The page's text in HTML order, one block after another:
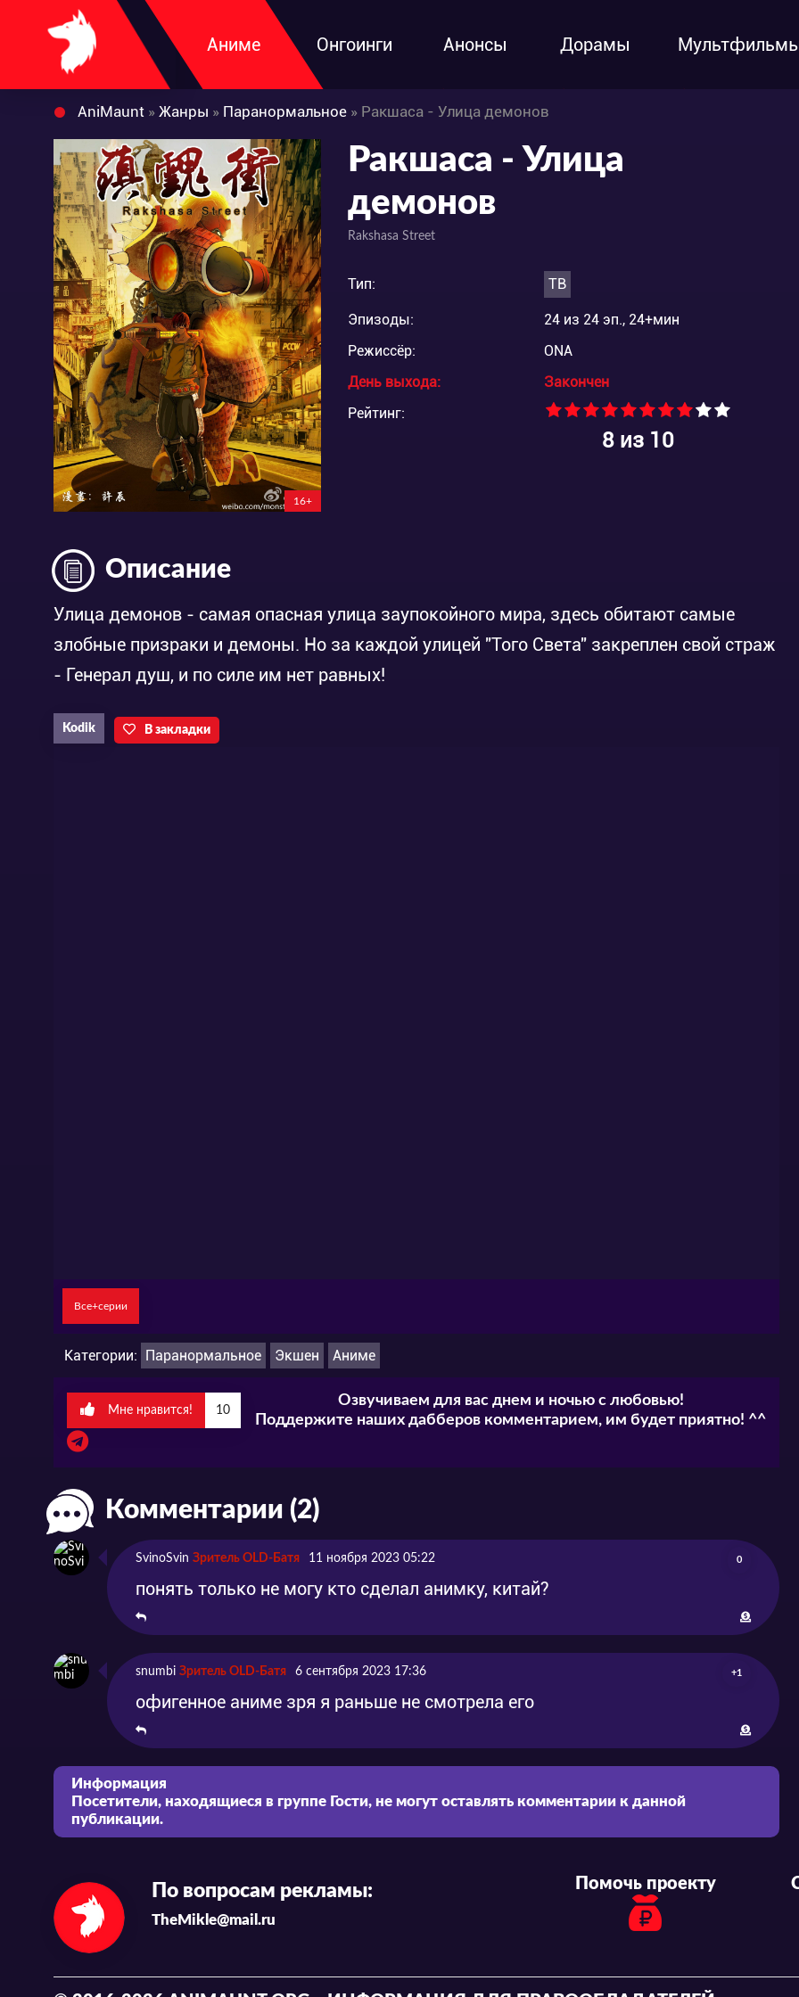
Аниме Онгоинги Анонсы Дорамы
AniMaunt » Жанры » Паранормальное » Ракшаса - Улица демонов
16+
Ракшаса - Улица
демонов
Rakshasa Street
Тип: ТВ
Эпизоды:
24 из 24 эп., 24+мин
Режиссёр:
ONA
День выхода:
Закончен
Рейтинг:
8из 10
Описание
Улица демонов - самая опасная улица заупокойного мира, здесь обитают самые
злобные призраки и демоны. Но за каждой улицей "Того Света" закреплен свой страж
- Генерал душ, и по силе им нет равных!
Kodik В закладки
Все+серии
Категории: Паранормальное Экшен Аниме
Мне нравится! 10
Озвучиваем для вас днем и ночью с любовью!
Поддержите наших дабберов комментарием, им будет приятно! ^^
Комментарии (2)
SvinoSvin Зритель OLD-Батя 11 ноября 2023 05:22 0
понять только не могу кто сделал анимку, китай?
snumbi Зритель OLD-Батя 6 сентября 2023 17:36 +1
офигенное аниме зря я раньше не смотрела его
Информация
Посетители, находящиеся в группе Гости, не могут оставлять комментарии к данной
публикации.
По вопросам рекламы:
TheMikle@mail.ru
Помочь проекту